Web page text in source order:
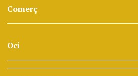
Comerç
Oci